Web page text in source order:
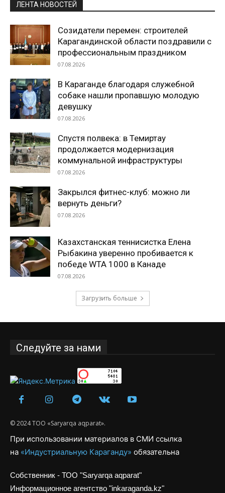
ЛЕНТА НОВОСТЕЙ
Созидатели перемен: строителей
Карагандинской области поздравили с
профессиональным праздником
07.08.2026
В Караганде благодаря служебной
собаке нашли пропавшую молодую
девушку
07.08.2026
Спустя полвека: в Темиртау
продолжается модернизация
коммунальной инфраструктуры
07.08.2026
Закрылся фитнес-клуб: можно ли
вернуть деньги?
07.08.2026
Казахстанская теннисистка Елена
Рыбакина уверенно пробивается к
победе WTA 1000 в Канаде
07.08.2026
Загрузить больше
Следуйте за нами
© 2024 ТОО «Saryarqa aqparat».
При использовании материалов в СМИ ссылка
на «Индустриальную Караганду» обязательна
Собственник - ТОО "Saryarqa aqparat"
Информационное агентство "inkaraganda.kz"